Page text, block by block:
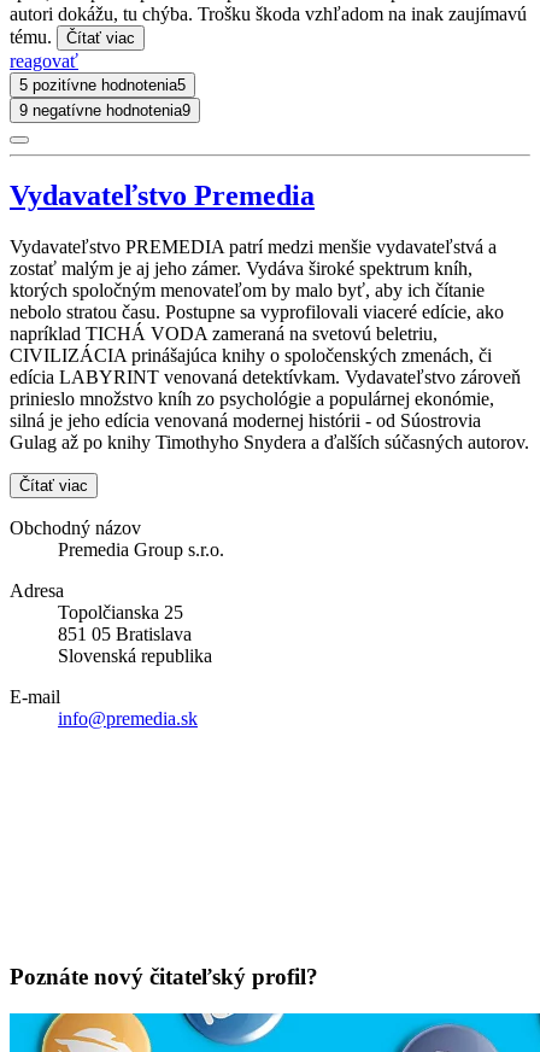
autori dokážu, tu chýba. Trošku škoda vzhľadom na inak zaujímavú
tému.
Čítať viac
reagovať
5 pozitívne hodnotenia5
9 negatívne hodnotenia9
Vydavateľstvo Premedia
Vydavateľstvo PREMEDIA patrí medzi menšie vydavateľstvá a
zostať malým je aj jeho zámer. Vydáva široké spektrum kníh,
ktorých spoločným menovateľom by malo byť, aby ich čítanie
nebolo stratou času. Postupne sa vyprofilovali viaceré edície, ako
napríklad TICHÁ VODA zameraná na svetovú beletriu,
CIVILIZÁCIA prinášajúca knihy o spoločenských zmenách, či
edícia LABYRINT venovaná detektívkam. Vydavateľstvo zároveň
prinieslo množstvo kníh zo psychológie a populárnej ekonómie,
silná je jeho edícia venovaná modernej histórii - od Súostrovia
Gulag až po knihy Timothyho Snydera a ďalších súčasných autorov.
Čítať viac
Obchodný názov
Premedia Group s.r.o.
Adresa
Topolčianska 25
851 05 Bratislava
Slovenská republika
E-mail
info@premedia.sk
Poznáte nový čitateľský profil?